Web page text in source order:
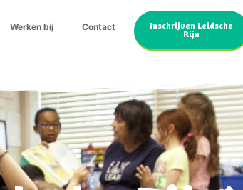
Werken bij Contact
Inschrijven Leidsche
Rijn